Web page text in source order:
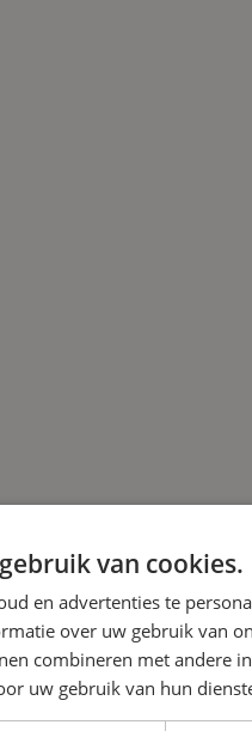
van cookies.
en advertenties te
over uw gebruik van
combineren met andere
uw gebruik van hun